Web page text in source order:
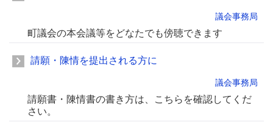
議会事務局
町議会の本会議等をどなたでも傍聴できます
請願・陳情を提出される方に
議会事務局
請願書・陳情書の書き方は、こちらを確認してくだ
さい。